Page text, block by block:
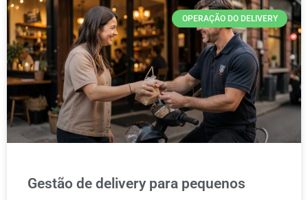
OPERAÇÃO DO DELIVERY
Gestão de delivery para pequenos